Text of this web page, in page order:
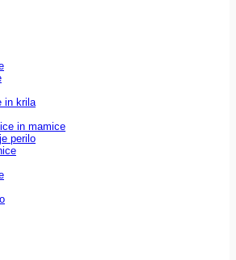
in krila
in mamice
perilo